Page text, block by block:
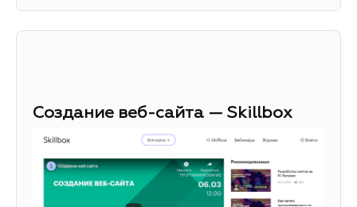
Создание веб-сайта — Skillbox